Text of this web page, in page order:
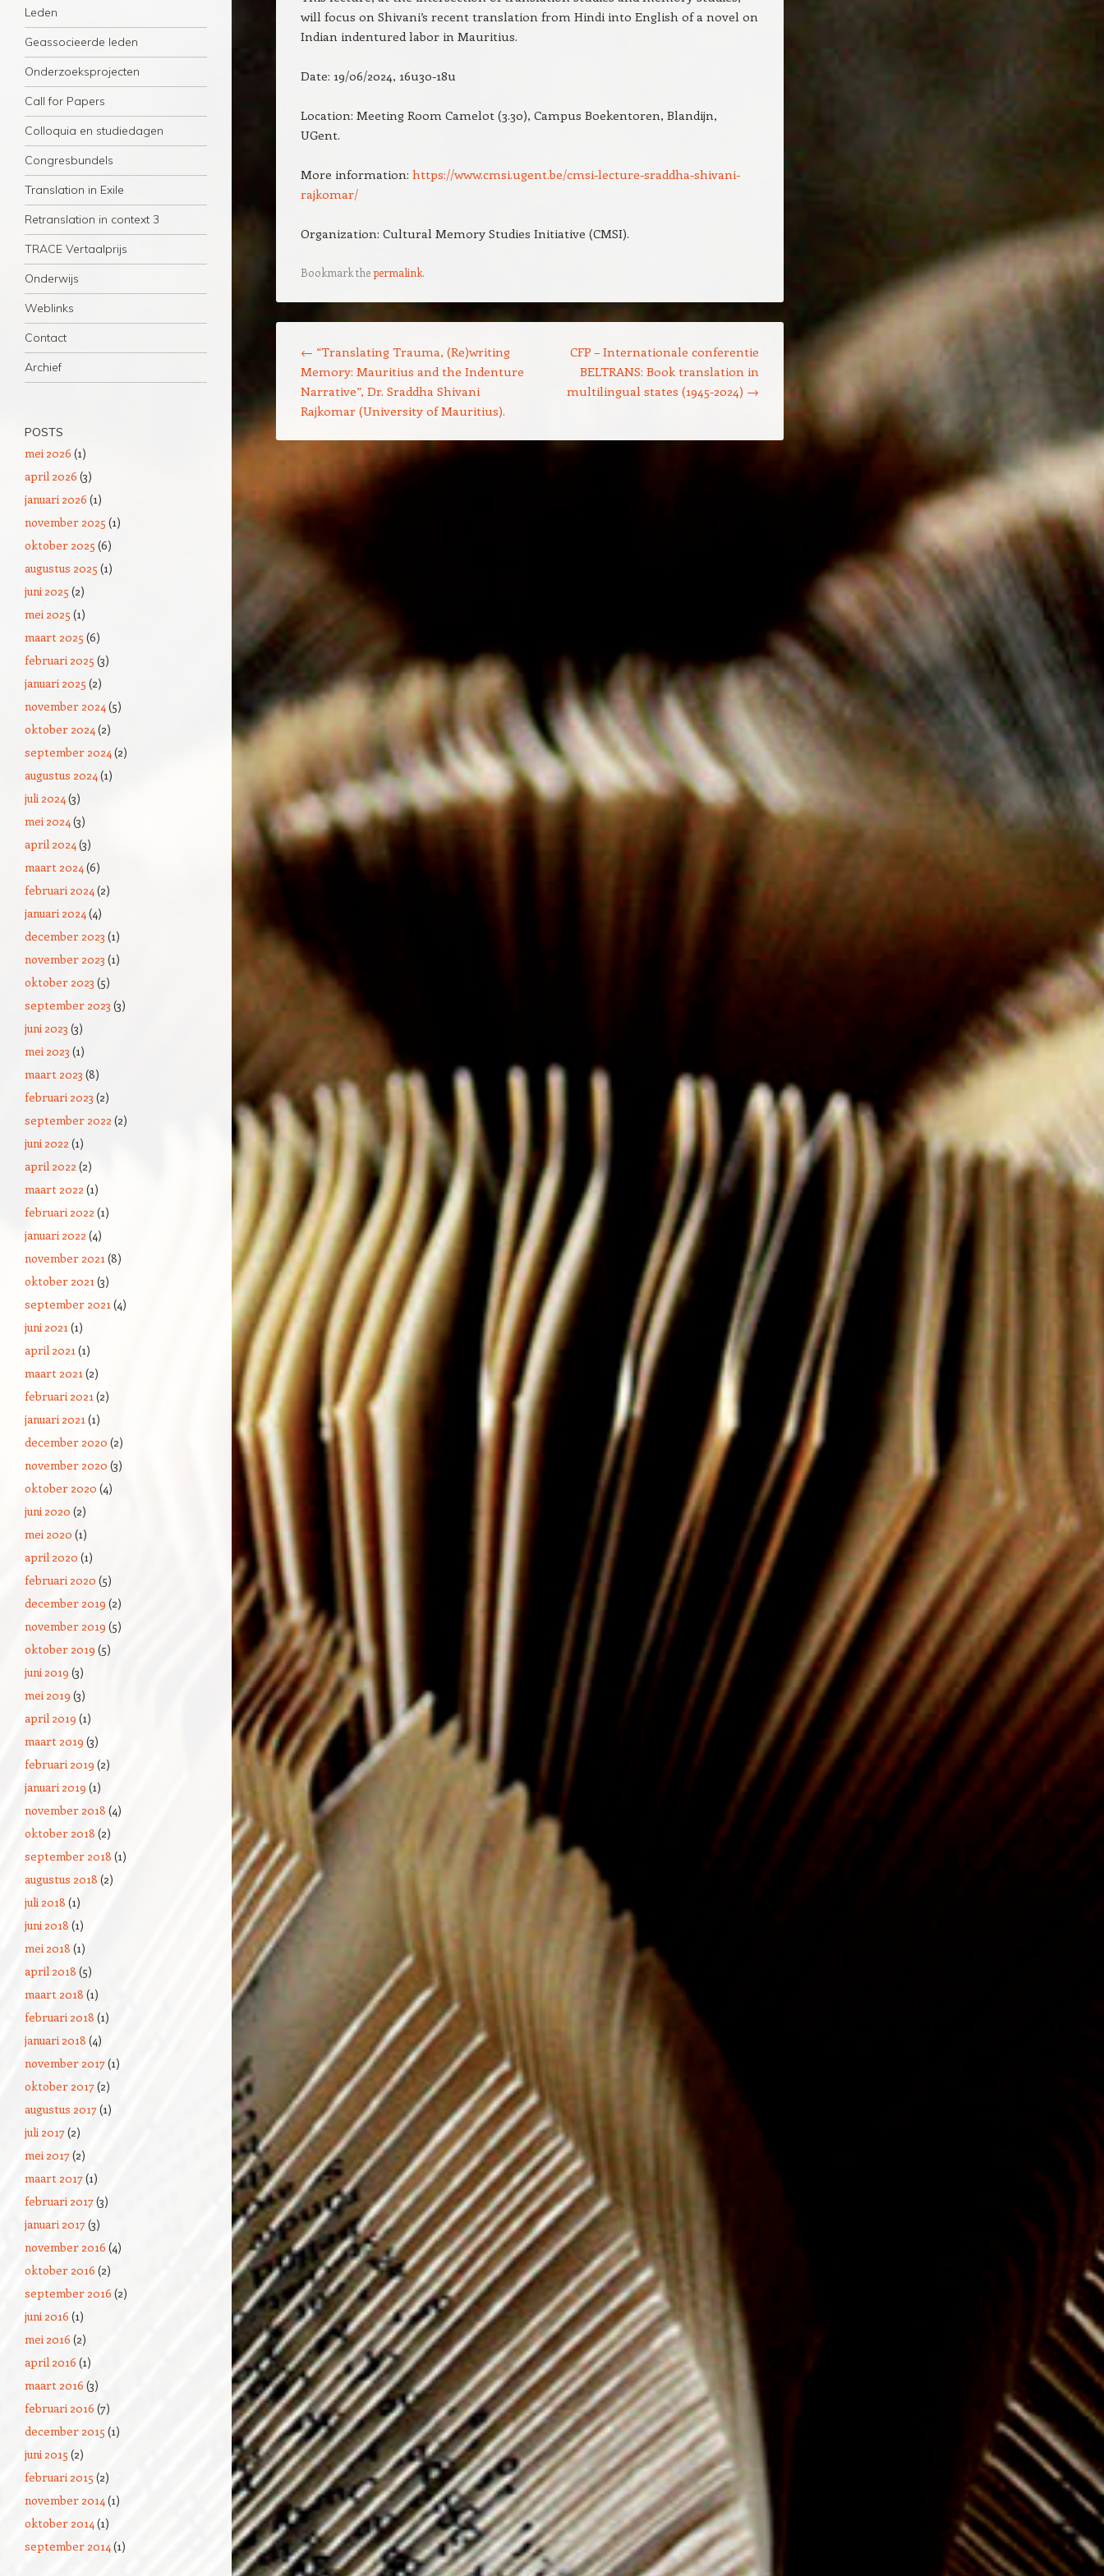
Leden
Geassocieerde leden
Onderzoeksprojecten
Call for Papers
Colloquia en studiedagen
Congresbundels
Translation in Exile
Retranslation in context 3
TRACE Vertaalprijs
Onderwijs
Weblinks
Contact
Archief
will focus on Shivani’s recent translation from Hindi into English of a novel on
Indian indentured labor in Mauritius.
Date: 19/06/2024, 16u30-18u
Location: Meeting Room Camelot (3.30), Campus Boekentoren, Blandijn,
UGent.
More information: https://www.cmsi.ugent.be/cmsi-lecture-sraddha-shivani-
rajkomar/
Organization: Cultural Memory Studies Initiative (CMSI).
Bookmark thepermalink.
← “Translating Trauma, (Re)writing
Memory: Mauritius and the Indenture
Narrative”, Dr. Sraddha Shivani
Rajkomar (University of Mauritius).
CFP – Internationale conferentie
BELTRANS: Book translation in
multilingual states (1945-2024) →
POSTS
mei 2026 (1)
april 2026 (3)
januari 2026 (1)
november 2025 (1)
oktober 2025 (6)
augustus 2025 (1)
juni 2025 (2)
mei 2025 (1)
maart 2025 (6)
februari 2025 (3)
januari 2025 (2)
november 2024(5)
oktober 2024(2)
september 2024(2)
augustus 2024(1)
juli 2024(3)
mei 2024(3)
april 2024(3)
maart 2024(6)
februari 2024(2)
januari 2024(4)
december 2023 (1)
november 2023 (1)
oktober 2023 (5)
september 2023 (3)
juni 2023 (3)
mei 2023 (1)
maart 2023 (8)
februari 2023 (2)
september 2022 (2)
juni 2022 (1)
april 2022 (2)
maart 2022 (1)
februari 2022 (1)
januari 2022 (4)
november 2021(8)
oktober 2021(3)
september 2021(4)
juni 2021(1)
april 2021(1)
maart 2021(2)
februari 2021(2)
januari 2021(1)
december 2020 (2)
november 2020 (3)
oktober 2020 (4)
juni 2020 (2)
mei 2020 (1)
april 2020 (1)
februari 2020 (5)
december 2019 (2)
november 2019 (5)
oktober 2019 (5)
juni 2019 (3)
mei 2019 (3)
april 2019 (1)
maart 2019 (3)
februari 2019 (2)
januari 2019 (1)
november 2018 (4)
oktober 2018 (2)
september 2018 (1)
augustus 2018 (2)
juli 2018 (1)
juni 2018 (1)
mei 2018 (1)
april 2018 (5)
maart 2018 (1)
februari 2018 (1)
januari 2018 (4)
november 2017(1)
oktober 2017(2)
augustus 2017(1)
juli 2017(2)
mei 2017(2)
maart 2017(1)
februari 2017(3)
januari 2017(3)
november 2016 (4)
oktober 2016 (2)
september 2016 (2)
juni 2016 (1)
mei 2016 (2)
april 2016 (1)
maart 2016 (3)
februari 2016 (7)
december 2015 (1)
juni 2015 (2)
februari 2015 (2)
november 2014(1)
oktober 2014(1)
september 2014(1)